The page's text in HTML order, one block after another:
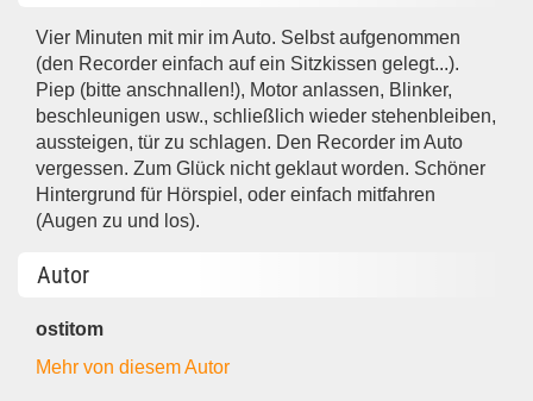
Vier Minuten mit mir im Auto. Selbst aufgenommen
(den Recorder einfach auf ein Sitzkissen gelegt...).
Piep (bitte anschnallen!), Motor anlassen, Blinker,
beschleunigen usw., schließlich wieder stehenbleiben,
aussteigen, tür zu schlagen. Den Recorder im Auto
vergessen. Zum Glück nicht geklaut worden. Schöner
Hintergrund für Hörspiel, oder einfach mitfahren
(Augen zu und los).
Autor
ostitom
Mehr von diesem Autor